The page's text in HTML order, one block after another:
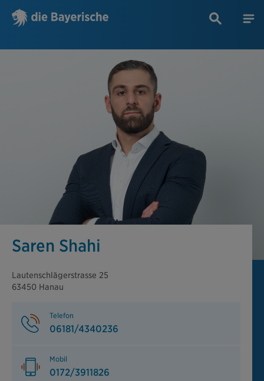
Saren Shahi
Lautenschlägerstrasse 25
63450 Hanau
Telefon
06181/4340236
Mobil
0172/3911826